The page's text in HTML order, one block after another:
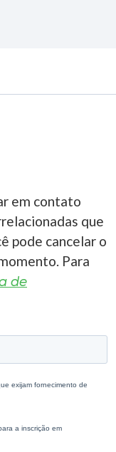
em contato
que
pode cancelar o
Para
de